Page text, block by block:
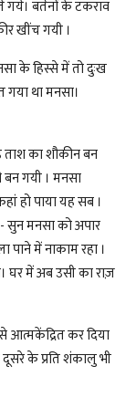
गये। बर्तनों के टकराव
खींच गयी ।
के हिस्से में तो दुःख
गया था मनसा।
ताश का शौकीन बन
गयी । मनसा
हो पाया यह सब ।
सुन मनसा को अपार
पाने में नाकाम रहा ।
घर में अब उसी का राज़
आत्मकेंद्रित कर दिया
के प्रति शंकालु भी